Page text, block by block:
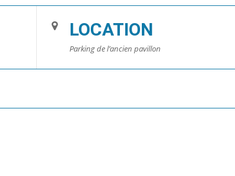
LOCATION
Parking de l’ancien pavillon